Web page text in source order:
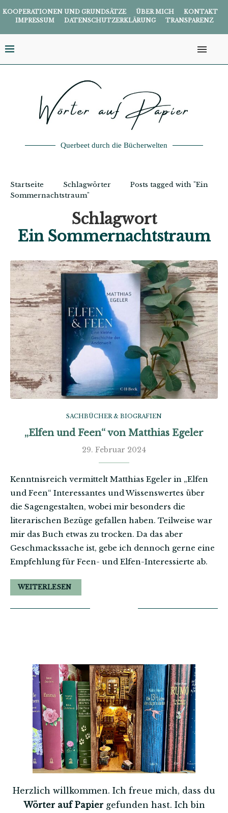
KOOPERATIONEN UND GRUNDSÄTZE ÜBER MICH
KONTAKT
IMPRESSUM
DATENSCHUTZERKLÄRUNG TRANSPARENZ
Querbeet durch die Bücherwelten
Startseite Schlagwörter
Posts tagged with "Ein
Sommernachtstraum"
Schlagwort
Ein Sommernachtstraum
SACHBÜCHER & BIOGRAFIEN
„Elfen und Feen“ von Matthias Egeler
29. Februar 2024
Kenntnisreich vermittelt Matthias Egeler in „Elfen
und Feen“ Interessantes und Wissenswertes über
die Sagengestalten, wobei mir besonders die
literarischen Bezüge gefallen haben. Teilweise war
mir das Buch etwas zu trocken. Da das aber
Geschmackssache ist, gebe ich dennoch gerne eine
Empfehlung für Feen- und Elfen-Interessierte ab.
WEITERLESEN
Herzlich willkommen. Ich freue mich, dass du
Wörter auf Papiergefunden hast. Ich bin